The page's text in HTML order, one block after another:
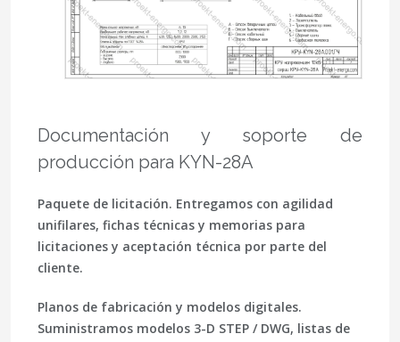
Documentación y soporte de
producción para KYN-28A
Paquete de licitación. Entregamos con agilidad
unifilares, fichas técnicas y memorias para
licitaciones y aceptación técnica por parte del
cliente.
Planos de fabricación y modelos digitales.
Suministramos modelos 3-D STEP / DWG, listas de